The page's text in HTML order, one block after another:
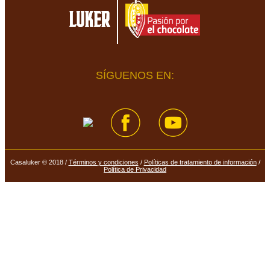
SÍGUENOS EN:
Casaluker © 2018 / Términos y condiciones / Políticas de tratamiento de información/
Política de Privacidad